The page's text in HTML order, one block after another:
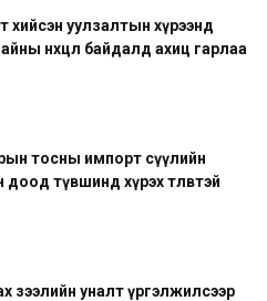
хийсэн уулзалтын хүрээнд
нөхцөл байдалд ахиц гарлаа
тосны импорт сүүлийн
түвшинд хүрэх төлөвтэй
зээлийн уналт үргэлжилсээр